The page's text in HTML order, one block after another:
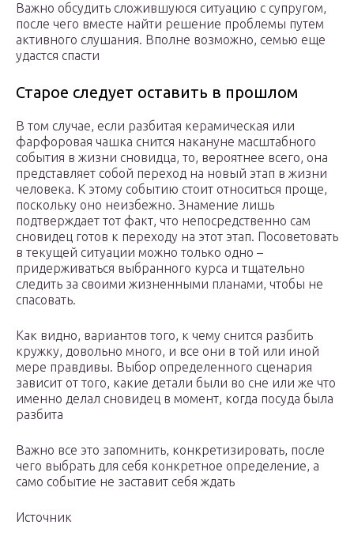
Важно обсудить сложившуюся ситуацию с супругом,
после чего вместе найти решение проблемы путем
активного слушания. Вполне возможно, семью еще
удастся спасти
Старое следует оставить в прошлом
В том случае, если разбитая керамическая или
фарфоровая чашка снится накануне масштабного
события в жизни сновидца, то, вероятнее всего, она
представляет собой переход на новый этап в жизни
человека. К этому событию стоит относиться проще,
поскольку оно неизбежно. Знамение лишь
подтверждает тот факт, что непосредственно сам
сновидец готов к переходу на этот этап. Посоветовать
в текущей ситуации можно только одно –
придерживаться выбранного курса и тщательно
следить за своими жизненными планами, чтобы не
спасовать.
Как видно, вариантов того, к чему снится разбить
кружку, довольно много, и все они в той или иной
мере правдивы. Выбор определенного сценария
зависит от того, какие детали были во сне или же что
именно делал сновидец в момент, когда посуда была
разбита
Важно все это запомнить, конкретизировать, после
чего выбрать для себя конкретное определение, а
само событие не заставит себя ждать
Источник